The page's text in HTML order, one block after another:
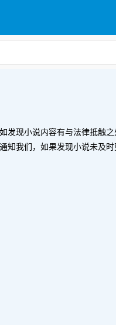
发现小说内容有与法律抵触
我们，如果发现小说未及时